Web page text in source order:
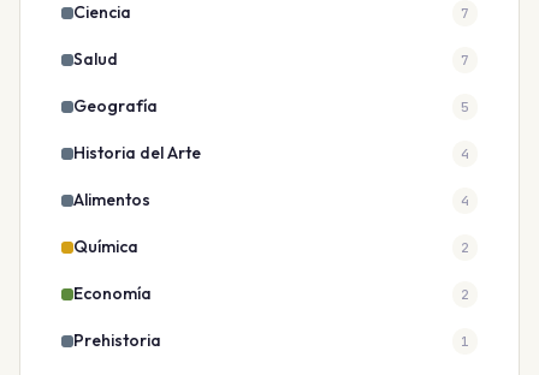
Ciencia 7
Salud 7
Geografía 5
Historia del Arte 4
Alimentos 4
Química 2
Economía 2
Prehistoria 1